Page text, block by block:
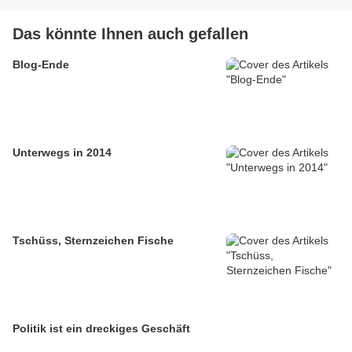
Das könnte Ihnen auch gefallen
Blog-Ende
Unterwegs in 2014
Tschüss, Sternzeichen Fische
Politik ist ein dreckiges Geschäft